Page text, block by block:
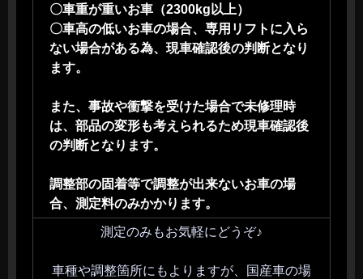
〇車重が重いお車（2300kg以上）
〇車高の低いお車の場合、専用リフトに入ら
ない場合がある為、現車確認後の判断となり
ます。
また、事故や衝撃を受けた場合で未修理時
は、部品の変形も考えられるため現車確認後
の判断となります。
調整部の固着等で調整が出来ないお車の場
合、測定料のみかかります。
測定のみもお気軽にどうぞ♪
車種や調整箇所にもよりますが、国産車の場